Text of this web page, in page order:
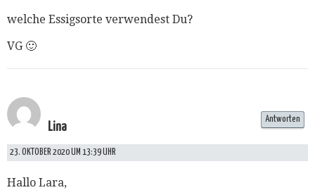
welche Essigsorte verwendest Du?
VG 🙂
Lina
23. OKTOBER 2020 UM 13:39 UHR
Hallo Lara,
Antworten